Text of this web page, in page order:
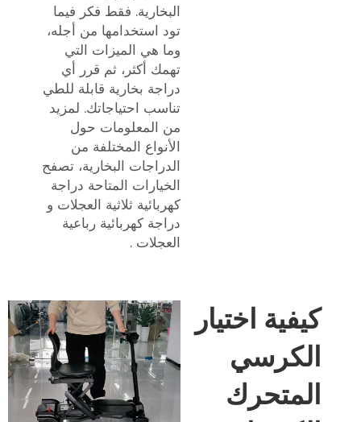
البخارية. فقط فكر فيما
تود استخدامها من أجله،
وما هي الميزات التي
تهمك أكثر، ثم قرر أي
دراجة بخارية قابلة للطي
تناسب احتياجاتك. لمزيد
من المعلومات حول
الأنواع المختلفة من
الدراجات البخارية، تصفح
الخيارات المتاحة دراجة
كهربائية ثلاثية العجلات و
دراجة كهربائية رباعية
العجلات .
كيفية اختيار
الكرسي
المتحرك